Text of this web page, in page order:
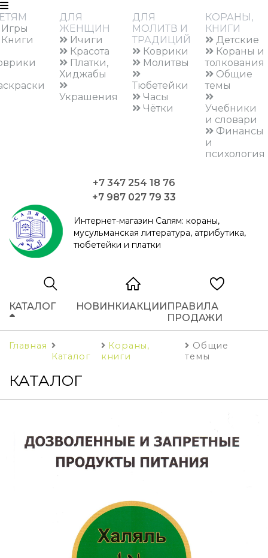
ДЛЯ
ЖЕНЩИН
Ичиги
Красота
Платки,
Хиджабы
Украшения
ДЛЯ
МОЛИТВ И
ТРАДИЦИЙ
Коврики
Молитвы
Тюбетейки
Часы
Чётки
КОРАНЫ,
КНИГИ
Детские
Кораны и
толкования
Общие
темы
Учебники
и словари
Финансы
и
психология
+7 347 254 18 76
+7 987 027 79 33
Интернет-магазин Салям: кораны,
мусульманская литература, атрибутика,
тюбетейки и платки
КАТАЛОГ НОВИНКИАКЦИИПРАВИЛА
ПРОДАЖИ
Главная
Каталог
Кораны,
книги
Общие
темы
КАТАЛОГ